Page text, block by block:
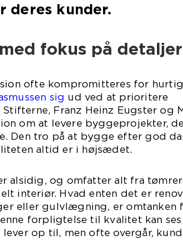
deres kunder.
fokus på detaljer
ofte kompromitteres for
sig ud ved at prioritere
Franz Heinz Eugster og
om at levere byggeprojekter,
Den tro på at bygge efter god
altid er i højsædet.
alsidig, og omfatter alt fra
interiør. Hvad enten det er
eller gulvlægning, er omtanken
forpligtelse til kvalitet kan ses
op til, men ofte overgår,